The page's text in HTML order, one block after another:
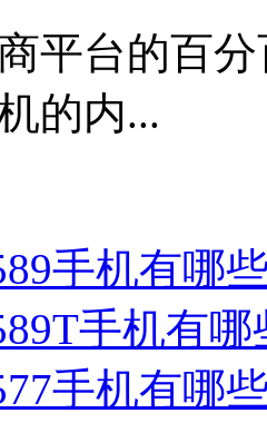
平台的百
的内...
手机有哪
手机有
手机有哪